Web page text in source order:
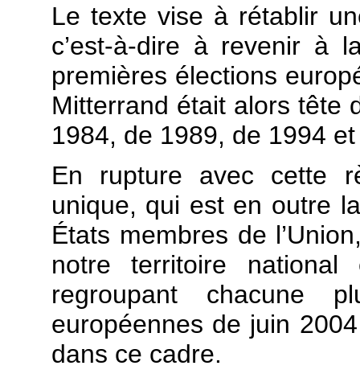
Le texte vise à rétablir
c’est-à-dire à revenir à
premières élections
Mitterrand était alors tête
1984, de 1989, de 1994
En rupture avec cette
unique, qui est en outre
États membres de
notre territoire
regroupant chacune
européennes de juin
dans ce cadre.